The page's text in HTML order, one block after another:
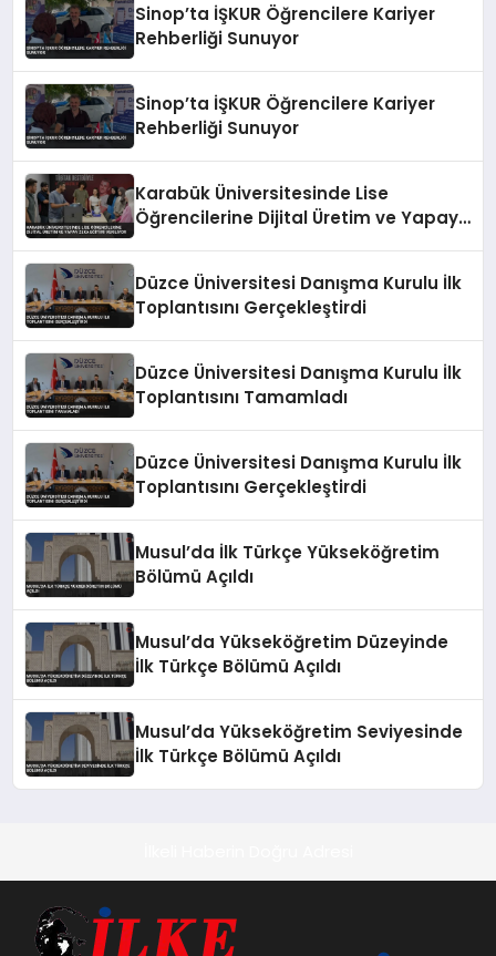
Sinop’ta İŞKUR Öğrencilere Kariyer
Rehberliği Sunuyor
Sinop’ta İŞKUR Öğrencilere Kariyer
Rehberliği Sunuyor
Karabük Üniversitesinde Lise
Öğrencilerine Dijital Üretim ve Yapay
Düzce Üniversitesi Danışma Kurulu İlk
Toplantısını Gerçekleştirdi
Düzce Üniversitesi Danışma Kurulu İlk
Toplantısını Tamamladı
Düzce Üniversitesi Danışma Kurulu İlk
Toplantısını Gerçekleştirdi
Musul’da İlk Türkçe Yükseköğretim
Bölümü Açıldı
Musul’da Yükseköğretim Düzeyinde
İlk Türkçe Bölümü Açıldı
Musul’da Yükseköğretim Seviyesinde
İlk Türkçe Bölümü Açıldı